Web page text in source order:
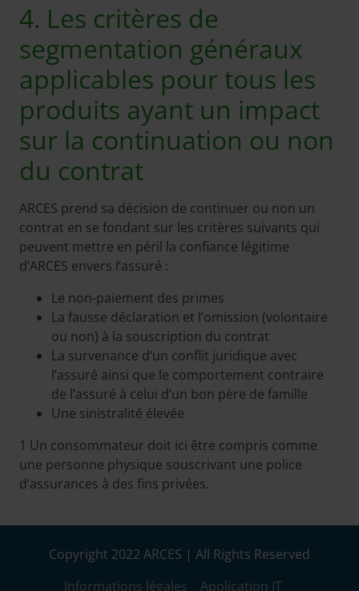
4. Les critères de
segmentation généraux
applicables pour tous les
produits ayant un impact
sur la continuation ou non
du contrat
ARCES prend sa décision de continuer ou non un
contrat en se fondant sur les critères suivants qui
peuvent mettre en péril la confiance légitime
d’ARCES envers l’assuré :
Le non-paiement des primes
La fausse déclaration et l’omission (volontaire
ou non) à la souscription du contrat
La survenance d’un conflit juridique avec
l’assuré ainsi que le comportement contraire
de l’assuré à celui d’un bon père de famille
Une sinistralité élevée
1 Un consommateur doit ici être compris comme
une personne physique souscrivant une police
d’assurances à des fins privées.
Copyright 2022 ARCES | All Rights Reserved
Informations légales
Application IT